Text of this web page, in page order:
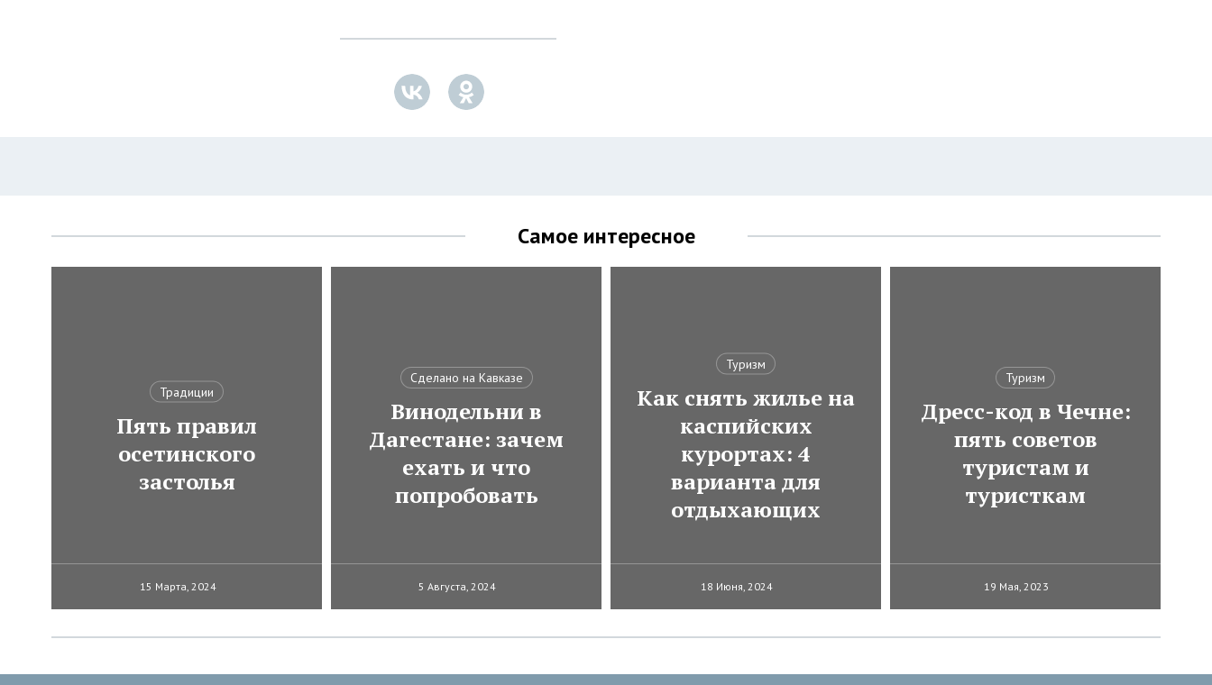
Самое интересное
Традиции
Пять правил
осетинского
застолья
15 Марта, 2024
Сделано на Кавказе
Винодельни в
Дагестане: зачем
ехать и что
попробовать
5 Августа, 2024
Туризм
Как снять жилье на
каспийских
курортах: 4
варианта для
отдыхающих
18 Июня, 2024
Туризм
Дресс-код в Чечне:
пять советов
туристам и
туристкам
19 Мая, 2023